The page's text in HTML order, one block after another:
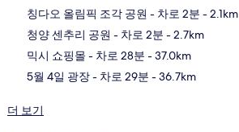
칭다오 올림픽 조각 공원 - 차로 2분 - 2.1km
청양 센추리 공원 - 차로 2분 - 2.7km
믹시 쇼핑몰 - 차로 28분 - 37.0km
5월 4일 광장- 차로 29분 - 36.7km
더 보기